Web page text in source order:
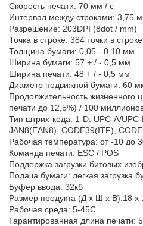
Скорость печати: 70 мм / с
Интервал между строками: 3,75
Разрешение: 203DPI (8dot / mm)
Точка в строке: 384 точки в строке
Толщина бумаги: 0,05 - 0,10 мм
Ширина бумаги: 57 + / - 0,5 мм
Ширина печати: 48 + / - 0,5 мм
Диаметр подвижной бумаги: 60
Продолжительность жизненного
печати до 12,5%) / 100
Тип штрих-кода: 1-D: UPC-A/UPC-
JAN8(EAN8), CODE39(ITF),
Рабочая температура: от -10 до
Команда печати: ESC / POS
Поддержка загрузки битовых
Подача бумаги: легкая загрузка
Буфер ввода: 32кб
Размер продукта (Д х Ш х В):18 х
Рабочая среда: 5-45С.
Гарантированная длина печати: